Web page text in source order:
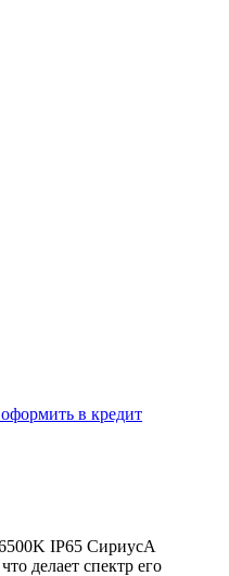
в кредит
IP65 СириусА
делает спектр его